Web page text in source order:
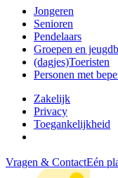
Jongeren
Senioren
Pendelaars
Groepen en
(dagjes)Toeristen
Personen met
Zakelijk
Privacy
Toegankelijkheid
Vragen & ContactEén